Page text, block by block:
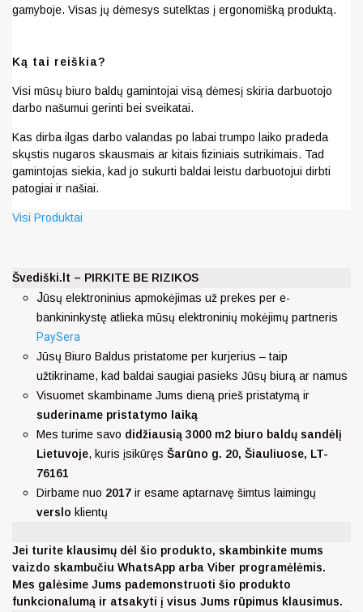
gamyboje. Visas jų dėmesys sutelktas į ergonomišką produktą.
Ką tai reiškia?
Visi mūsų biuro baldų gamintojai visą dėmesį skiria darbuotojo
darbo našumui gerinti bei sveikatai.
Kas dirba ilgas darbo valandas po labai trumpo laiko pradeda
skųstis nugaros skausmais ar kitais fiziniais sutrikimais. Tad
gamintojas siekia, kad jo sukurti baldai leistu darbuotojui dirbti
patogiai ir našiai.
Visi Produktai
Švediški.lt – PIRKITE BE RIZIKOS
Jūsų elektroninius apmokėjimas už prekes per e-
bankininkystę atlieka mūsų elektroninių mokėjimų partneris
PaySera
Jūsų Biuro Baldus pristatome per kurjerius – taip
užtikriname, kad baldai saugiai pasieks Jūsų biurą ar namus
Visuomet skambiname Jums dieną prieš pristatymą ir
suderiname pristatymo laiką
Mes turime savo didžiausią 3000 m2 biuro baldų sandėlį
Lietuvoje, kuris įsikūręs Šarūno g. 20, Šiauliuose, LT-
76161
Dirbame nuo 2017 ir esame aptarnavę šimtus laimingų
verslo klientų
Jei turite klausimų dėl šio produkto, skambinkite mums
vaizdo skambučiu WhatsApp arba Viber programėlėmis.
Mes galėsime Jums pademonstruoti šio produkto
funkcionalumą ir atsakyti į visus Jums rūpimus klausimus.